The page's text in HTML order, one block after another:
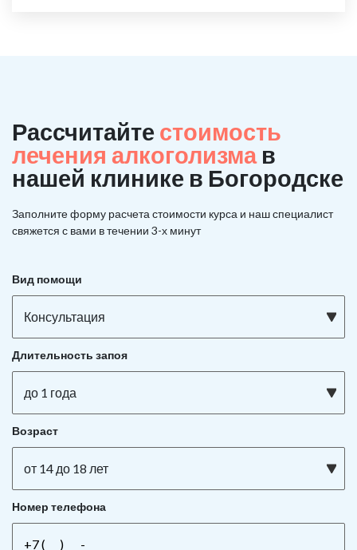
Рассчитайте стоимость
лечения алкоголизма в
нашей клинике в Богородске
Заполните форму расчета стоимости курса и наш специалист
свяжется с вами в течении 3-х минут
Вид помощи
Консультация
Длительность запоя
до 1 года
Возраст
от 14 до 18 лет
Номер телефона